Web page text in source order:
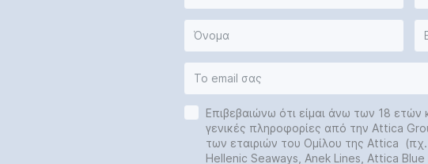
Επιβεβαιώνω ότι είμαι άνω των 18
γενικές πληροφορίες από την Attica
των εταιριών του Ομίλου της Attica
Hellenic Seaways, Anek Lines, Attica